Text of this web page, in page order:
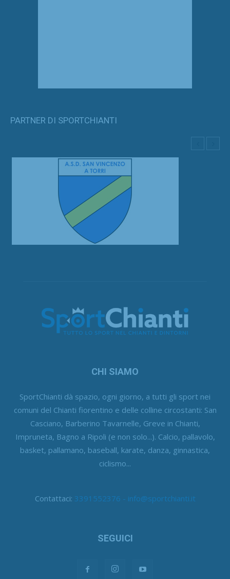
PARTNER DI SPORTCHIANTI
CHI SIAMO
SportChianti dà spazio, ogni giorno, a tutti gli sport nei
comuni del Chianti fiorentino e delle colline circostanti: San
Casciano, Barberino Tavarnelle, Greve in Chianti,
Impruneta, Bagno a Ripoli (e non solo...). Calcio, pallavolo,
basket, pallamano, baseball, karate, danza, ginnastica,
ciclismo...
Contattaci: 3391552376 - info@sportchianti.it
SEGUICI